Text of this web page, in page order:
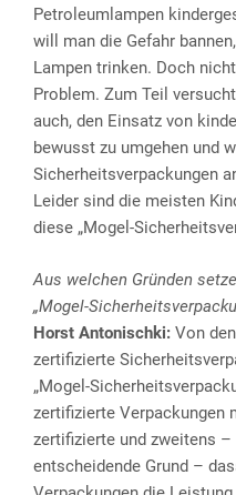
Petroleumlampen
will man die Gefahr
Lampen trinken. Doch
Problem. Zum Teil
auch, den Einsatz von
bewusst zu umgehen und
Sicherheitsverpackungen
Leider sind die meisten
diese „Mogel-
Aus welchen Gründen
„Mogel-
Horst Antonischki: Von
zertifizierte
„Mogel-
zertifizierte Verpackungen
zertifizierte und zweitens
entscheidende Grund –